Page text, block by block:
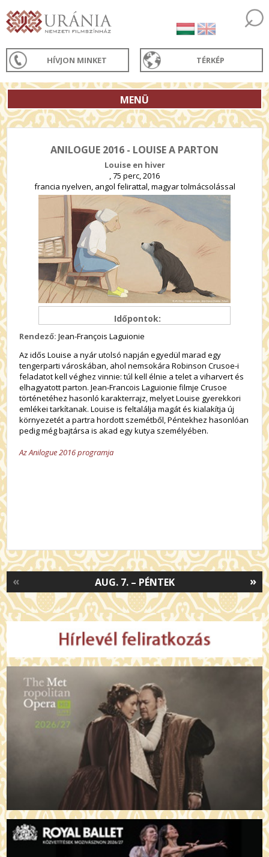
HÍVJON MINKET TÉRKÉP
MENÜ
ANILOGUE 2016 - LOUISE A PARTON
Louise en hiver
, 75 perc, 2016
francia nyelven, angol felirattal, magyar tolmácsolással
Időpontok:
Rendező: Jean-François Laguionie
Az idős Louise a nyár utolsó napján egyedül marad egy
tengerparti városkában, ahol nemsokára Robinson Crusoe-i
feladatot kell véghez vinnie: túl kell élnie a telet a viharvert és
elhagyatott parton. Jean-Francois Laguionie filmje Crusoe
történetéhez hasonló karakterrajz, melyet Louise gyerekkori
emlékei tarkítanak. Louise is feltalálja magát és kialakítja új
környezetét a partra hordott szemétből, Péntekhez hasonlóan
pedig még bajtársa is akad egy kutya személyében.
Az Anilogue 2016 programja
»
AUG. 7. – PÉNTEK
«